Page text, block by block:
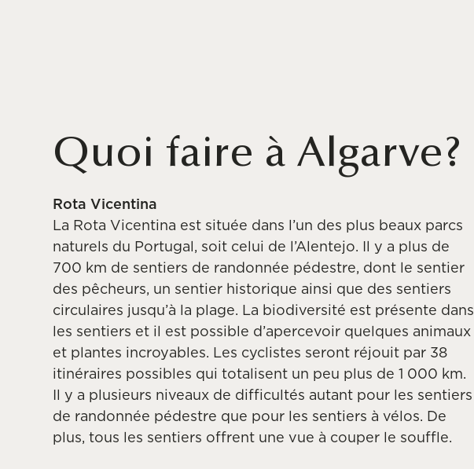
Quoi faire à Algarve?
Rota Vicentina
La Rota Vicentina est située dans l’un des plus beaux parcs
naturels du Portugal, soit celui de l’Alentejo. Il y a plus de
700 km de sentiers de randonnée pédestre, dont le sentier
des pêcheurs, un sentier historique ainsi que des sentiers
circulaires jusqu’à la plage. La biodiversité est présente dans
les sentiers et il est possible d’apercevoir quelques animaux
et plantes incroyables. Les cyclistes seront réjouit par 38
itinéraires possibles qui totalisent un peu plus de 1 000 km.
Il y a plusieurs niveaux de difficultés autant pour les sentiers
de randonnée pédestre que pour les sentiers à vélos. De
plus, tous les sentiers offrent une vue à couper le souffle.